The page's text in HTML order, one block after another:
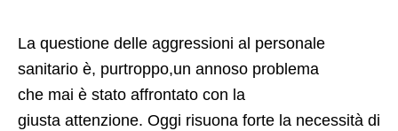
La questione delle aggressioni al personale
sanitario è, purtroppo,un annoso problema
che mai è stato affrontato con la
giusta attenzione. Oggi risuona forte la necessità di